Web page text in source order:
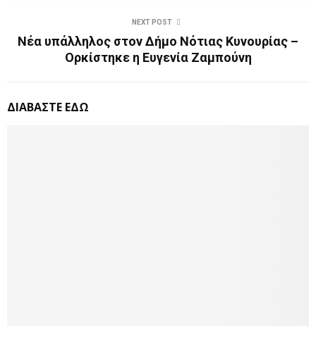
NEXT POST
Νέα υπάλληλος στον Δήμο Νότιας Κυνουρίας –
Ορκίστηκε η Ευγενία Ζαμπούνη
ΔΙΑΒΑΣΤΕ ΕΔΩ